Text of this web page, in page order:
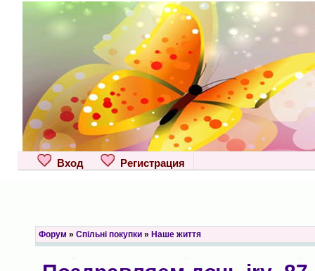
Вход Регистрация
Форум » Спільні покупки» Наше життя